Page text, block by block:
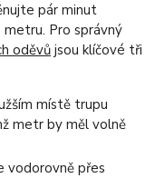
pár minut
Pro správný
oděvů jsou klíčové tři
místě trupu
metr by měl volně
vodorovně přes